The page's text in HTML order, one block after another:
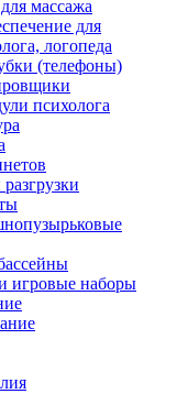
массажа
для
логопеда
(телефоны)
психолога
игровые наборы